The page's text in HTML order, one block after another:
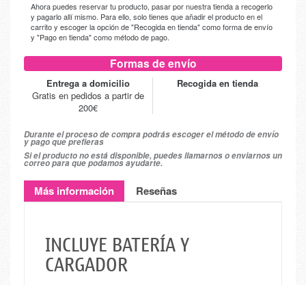
Ahora puedes reservar tu producto, pasar por nuestra tienda a recogerlo
y pagarlo allí mismo. Para ello, solo tienes que añadir el producto en el
carrito y escoger la opción de "Recogida en tienda" como forma de envío
y "Pago en tienda" como método de pago.
Formas de envío
Entrega a domicilio
Gratis en pedidos a partir de
200€
Recogida en tienda
Durante el proceso de compra podrás escoger el método de envío
y pago que prefieras
Si el producto no está disponible, puedes llamarnos o enviarnos un
correo para que podamos ayudarte.
Más información Reseñas
INCLUYE BATERÍA Y
CARGADOR